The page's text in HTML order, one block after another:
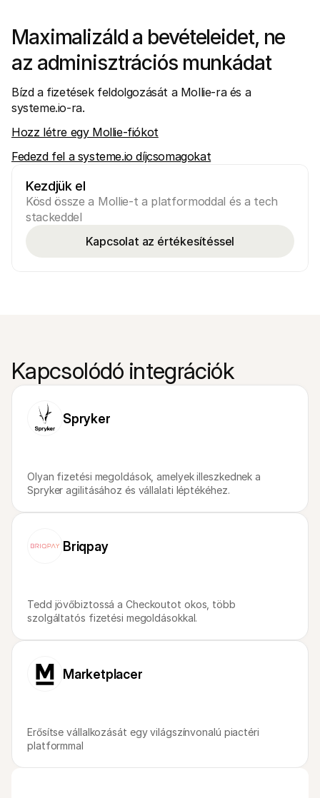
Maximalizáld a bevételeidet, ne
az adminisztrációs munkádat
Bízd a fizetések feldolgozását a Mollie-ra és a
systeme.io-ra.
Hozz létre egy Mollie-fiókot
Fedezd fel a systeme.io díjcsomagokat
Kezdjük el
Kösd össze a Mollie-t a platformoddal és a tech
stackeddel
Kapcsolat az értékesítéssel
Kapcsolódó integrációk
Spryker
Olyan fizetési megoldások, amelyek illeszkednek a
Spryker agilitásához és vállalati léptékéhez.
Briqpay
Tedd jövőbiztossá a Checkoutot okos, több
szolgáltatós fizetési megoldásokkal.
Marketplacer
Erősítse vállalkozását egy világszínvonalú piactéri
platformmal